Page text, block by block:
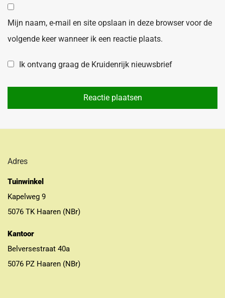
Mijn naam, e-mail en site opslaan in deze browser voor de
volgende keer wanneer ik een reactie plaats.
Ik ontvang graag de Kruidenrijk nieuwsbrief
Adres
Tuinwinkel
Kapelweg 9
5076 TK Haaren (NBr)
Kantoor
Belversestraat 40a
5076 PZ Haaren (NBr)